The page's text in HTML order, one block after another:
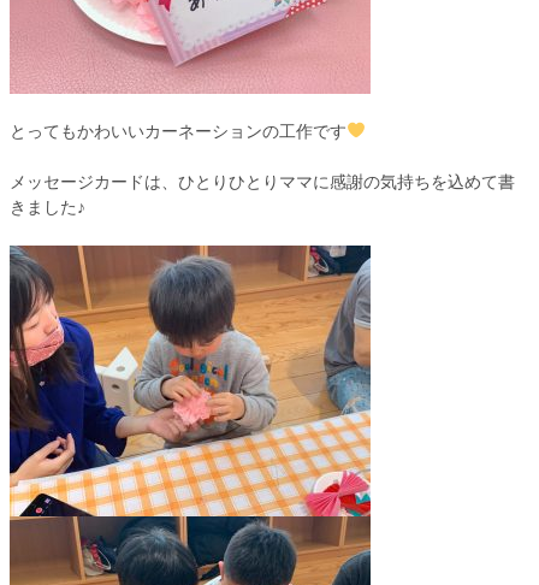
とってもかわいいカーネーションの工作です
メッセージカードは、ひとりひとりママに感謝の気持ちを込めて書
きました♪